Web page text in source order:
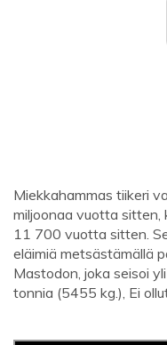
Miekkahammas tiikeri
miljoonaa vuotta sitten,
11 700 vuotta sitten.
eläimiä metsästämällä
Mastodon, joka seisoi
tonnia (5455 kg.), Ei